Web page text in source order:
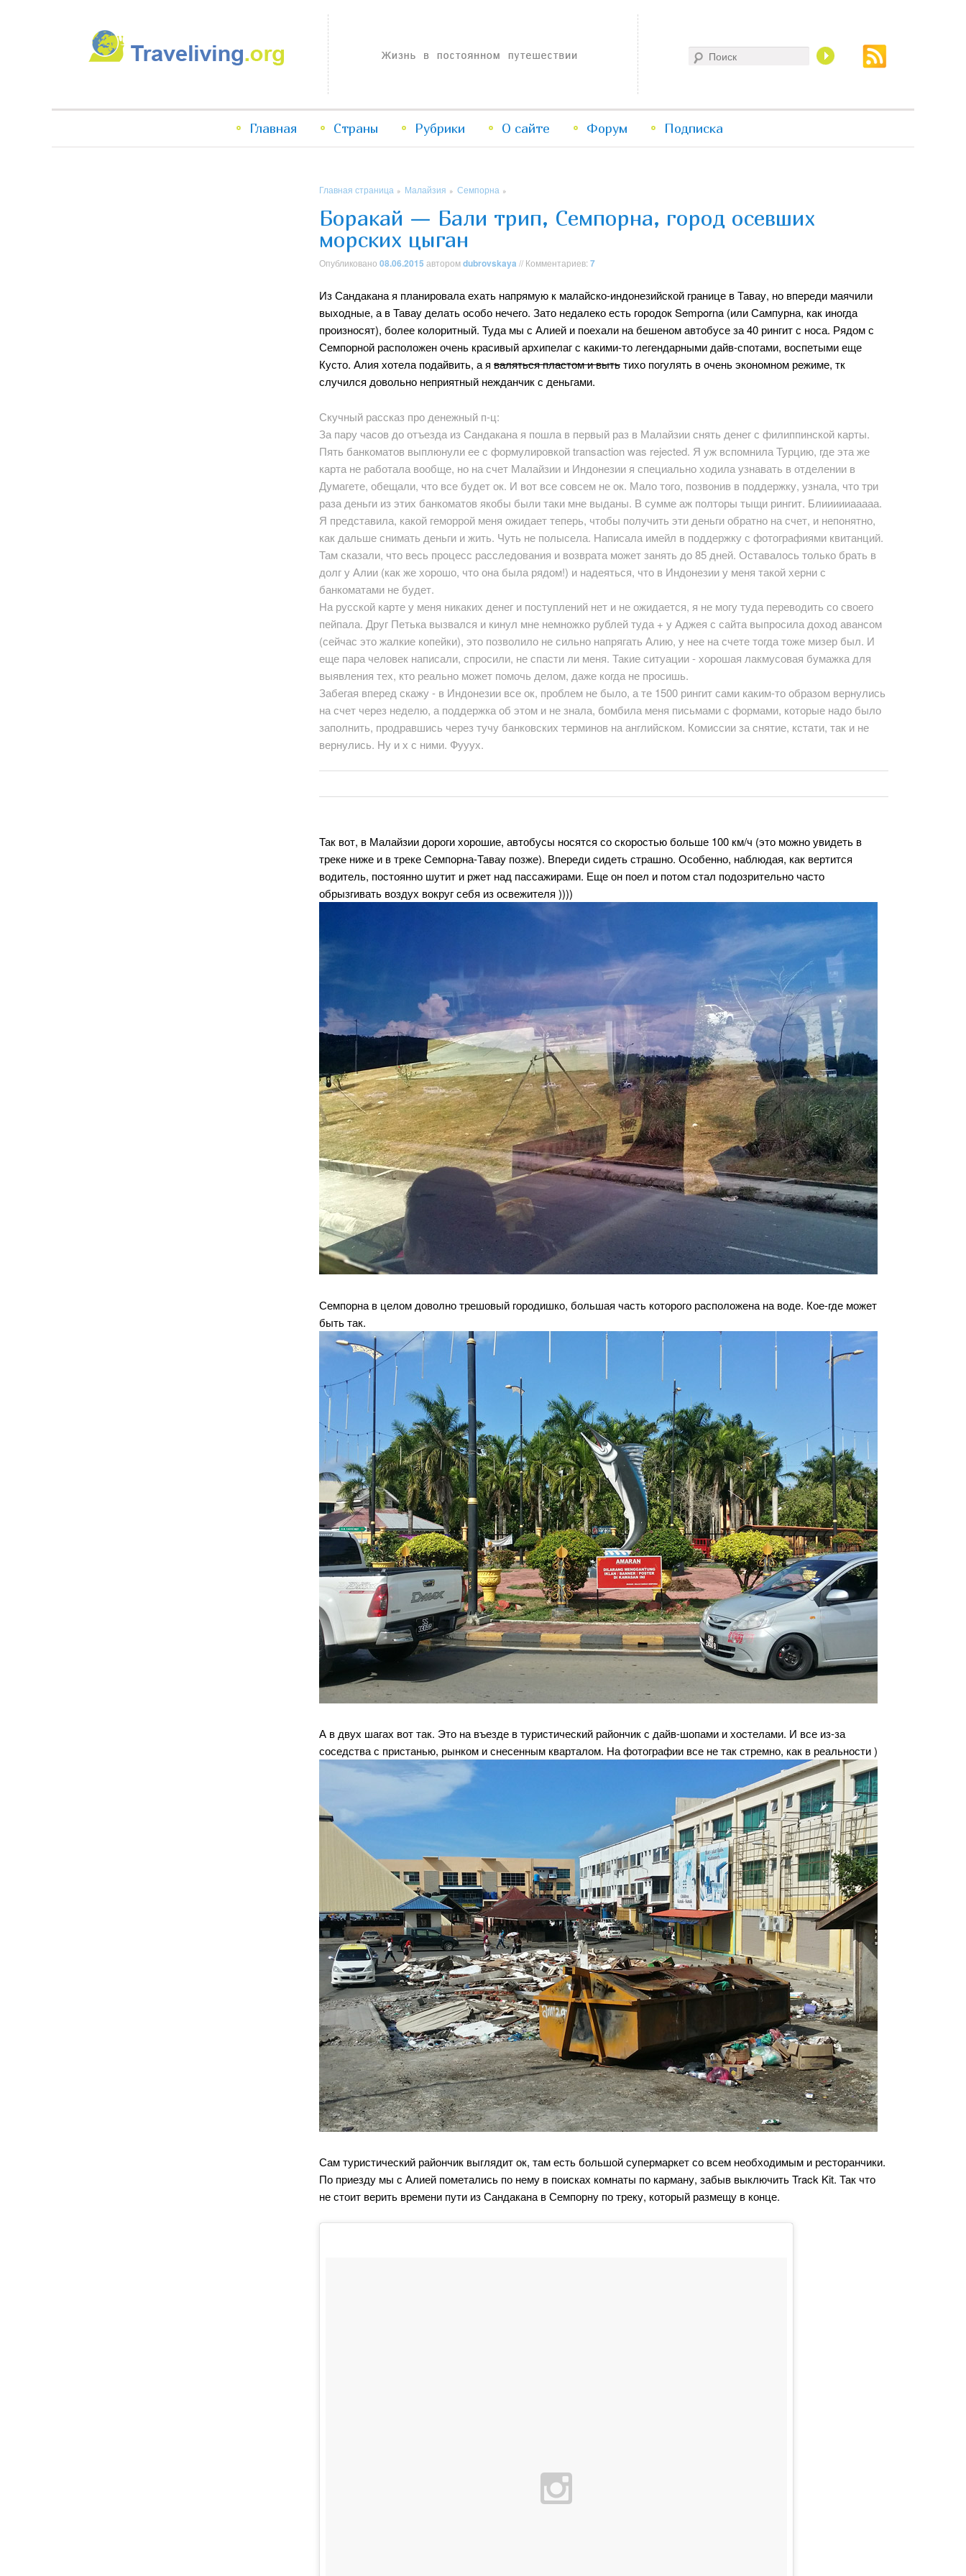
Traveliving
Жизнь в постоянном путешествии
Перейти
Перейти
Главная Страны Рубрики О сайте Форум Подписка
Главная страница » Малайзия » Семпорна »
Боракай — Бали трип, Семпорна, город осевших
морских цыган
Опубликовано 08.06.2015 авторомdubrovskaya // Комментариев: 7
Из Сандакана я планировала ехать напрямую к малайско-индонезийской границе в Тавау, но впереди маячили
выходные, а в Тавау делать особо нечего. Зато недалеко есть городок Semporna (или Сампурна, как иногда
произносят), более колоритный. Туда мы с Алией и поехали на бешеном автобусе за 40 рингит с носа. Рядом с
Семпорной расположен очень красивый архипелаг с какими-то легендарными дайв-спотами, воспетыми еще
Кусто. Алия хотела подайвить, а я валяться пластом и вытьтихо погулять в очень экономном режиме, тк
случился довольно неприятный нежданчик с деньгами.
Скучный рассказ про денежный п-ц:
За пару часов до отъезда из Сандакана я пошла в первый раз в Малайзии снять денег с филиппинской карты.
Пять банкоматов выплюнули ее с формулировкой transaction was rejected. Я уж вспомнила Турцию, где эта же
карта не работала вообще, но на счет Малайзии и Индонезии я специально ходила узнавать в отделении в
Думагете, обещали, что все будет ок. И вот все совсем не ок. Мало того, позвонив в поддержку, узнала, что три
раза деньги из этих банкоматов якобы были таки мне выданы. В сумме аж полторы тыщи рингит. Блиииииааааа.
Я представила, какой геморрой меня ожидает теперь, чтобы получить эти деньги обратно на счет, и непонятно,
как дальше снимать деньги и жить. Чуть не полысела. Написала имейл в поддержку с фотографиями квитанций.
Там сказали, что весь процесс расследования и возврата может занять до 85 дней. Оставалось только брать в
долг у Алии (как же хорошо, что она была рядом!) и надеяться, что в Индонезии у меня такой херни с
банкоматами не будет.
На русской карте у меня никаких денег и поступлений нет и не ожидается, я не могу туда переводить со своего
пейпала. Друг Петька вызвался и кинул мне немножко рублей туда + у Аджея с сайта выпросила доход авансом
(сейчас это жалкие копейки), это позволило не сильно напрягать Алию, у нее на счете тогда тоже мизер был. И
еще пара человек написали, спросили, не спасти ли меня. Такие ситуации - хорошая лакмусовая бумажка для
выявления тех, кто реально может помочь делом, даже когда не просишь.
Забегая вперед скажу - в Индонезии все ок, проблем не было, а те 1500 рингит сами каким-то образом вернулись
на счет через неделю, а поддержка об этом и не знала, бомбила меня письмами с формами, которые надо было
заполнить, продравшись через тучу банковских терминов на английском. Комиссии за снятие, кстати, так и не
вернулись. Ну и х с ними. Фууух.
Так вот, в Малайзии дороги хорошие, автобусы носятся со скоростью больше 100 км/ч (это можно увидеть в
треке ниже и в треке Семпорна-Тавау позже). Впереди сидеть страшно. Особенно, наблюдая, как вертится
водитель, постоянно шутит и ржет над пассажирами. Еще он поел и потом стал подозрительно часто
обрызгивать воздух вокруг себя из освежителя ))))
Семпорна в целом доволно трешовый городишко, большая часть которого расположена на воде. Кое-где может
быть так.
А в двух шагах вот так. Это на въезде в туристический райончик с дайв-шопами и хостелами. И все из-за
соседства с пристанью, рынком и снесенным кварталом. На фотографии все не так стремно, как в реальности )
Сам туристический райончик выглядит ок, там есть большой супермаркет со всем необходимым и ресторанчики.
По приезду мы с Алией пометались по нему в поисках комнаты по карману, забыв выключить Track Kit. Так что
не стоит верить времени пути из Сандакана в Семпорну по треку, который размещу в конце.